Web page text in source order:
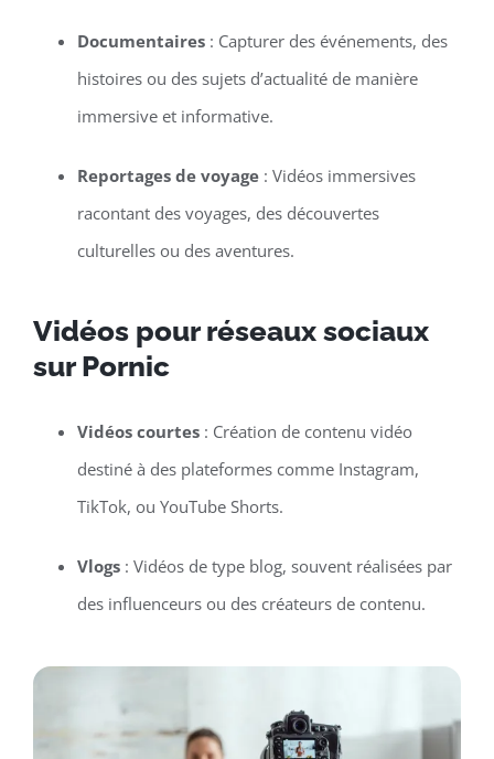
Documentaires: Capturer des événements, des
histoires ou des sujets d’actualité de manière
immersive et informative.
Reportages de voyage: Vidéos immersives
racontant des voyages, des découvertes
culturelles ou des aventures.
Vidéos pour réseaux sociaux
sur Pornic
Vidéos courtes: Création de contenu vidéo
destiné à des plateformes comme Instagram,
TikTok, ou YouTube Shorts.
Vlogs: Vidéos de type blog, souvent réalisées par
des influenceurs ou des créateurs de contenu.